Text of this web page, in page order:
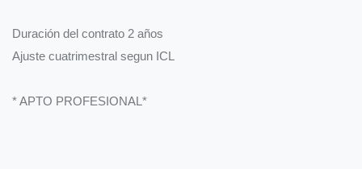
Duración del contrato 2 años
Ajuste cuatrimestral segun ICL
* APTO PROFESIONAL*